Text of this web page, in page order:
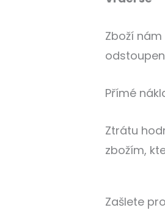
Zboží
Přímé
Ztrátu
zbožím,
Zašlete